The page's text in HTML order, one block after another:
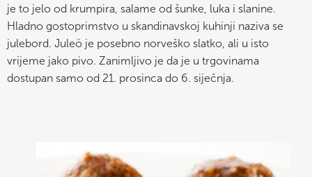
je to jelo od krumpira, salame od šunke, luka i slanine.
Hladno gostoprimstvo u skandinavskoj kuhinji naziva se
julebord. Juleö je posebno norveško slatko, ali u isto
vrijeme jako pivo. Zanimljivo je da je u trgovinama
dostupan samo od 21. prosinca do 6. siječnja.